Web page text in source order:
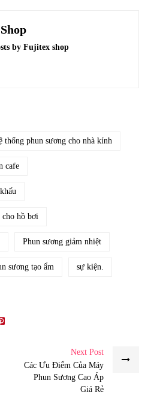
by Fujitex shop
thống phun sương cho nhà kính
cafe
cho hồ bơi
Phun sương giảm nhiệt
sương tạo ẩm sự kiện.
Next Post
Các Ưu Điểm Của Máy
Phun Sương Cao Áp
Giá Rẻ